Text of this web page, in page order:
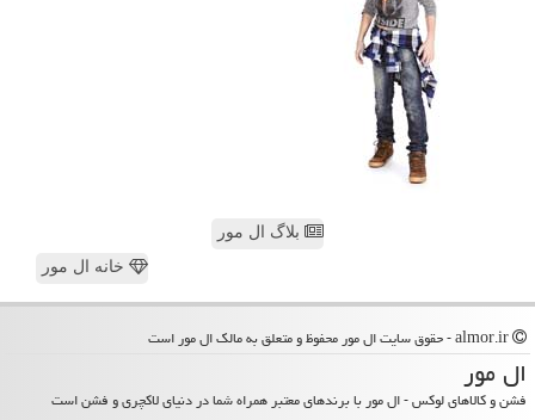
بلاگ ال مور
خانه ال مور
ال مور
فشن و کالاهای لوکس - ال مور با برندهای معتبر همراه شما در دنیای لاکچری و فشن است